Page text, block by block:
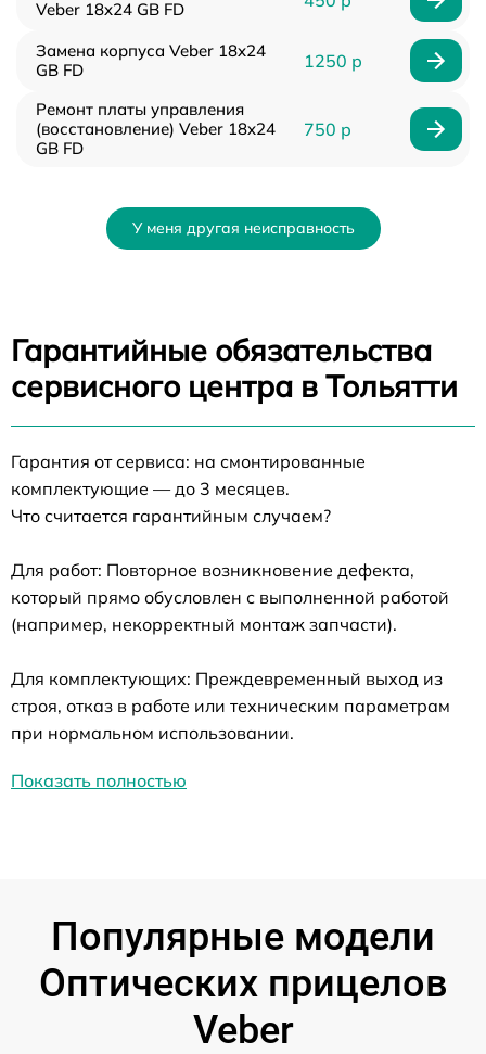
Veber 18x24 GB FD
Замена корпуса Veber 18x24
GB FD
1250 р
Ремонт платы управления
(восстановление) Veber 18x24
GB FD
750 р
У меня другая неисправность
Гарантийные обязательства
сервисного центра в Тольятти
Гарантия от сервиса: на смонтированные
комплектующие — до 3 месяцев.
Что считается гарантийным случаем?
Для работ: Повторное возникновение дефекта,
который прямо обусловлен с выполненной работой
(например, некорректный монтаж запчасти).
Для комплектующих: Преждевременный выход из
строя, отказ в работе или техническим параметрам
при нормальном использовании.
Показать полностью
Популярные модели
Оптических прицелов
Veber